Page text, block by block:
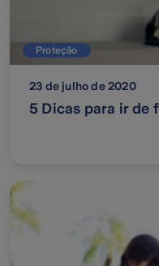
Proteção
23 de julho de 2020
5 Dicas para ir de